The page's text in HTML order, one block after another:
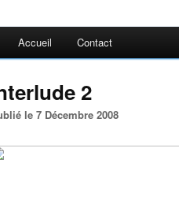
Accueil Contact
2
le 7 Décembre 2008